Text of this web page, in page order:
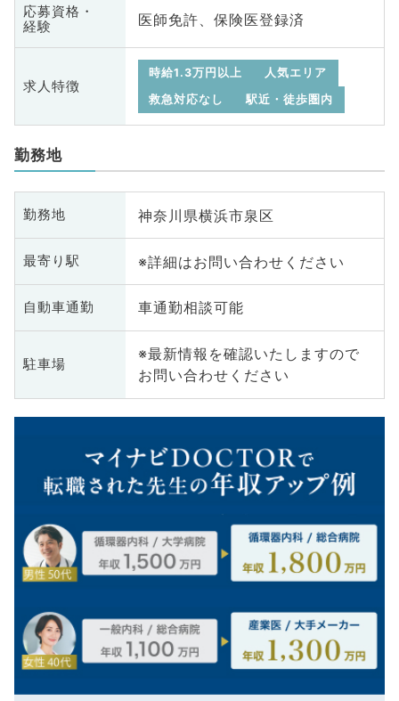
応募資格・
経験
医師免許、保険医登録済
求人特徴
時給1.3万円以上
人気エリア
救急対応なし
駅近・徒歩圏内
勤務地
勤務地 神奈川県横浜市泉区
最寄り駅 ※詳細はお問い合わせください
自動車通勤 車通勤相談可能
駐車場
※最新情報を確認いたしますので
お問い合わせください